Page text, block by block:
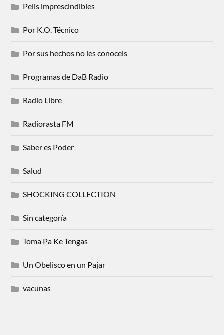
Pelis imprescindibles
Por K.O. Técnico
Por sus hechos no les conoceis
Programas de DaB Radio
Radio Libre
Radiorasta FM
Saber es Poder
Salud
SHOCKING COLLECTION
Sin categoría
Toma Pa Ke Tengas
Un Obelisco en un Pajar
vacunas